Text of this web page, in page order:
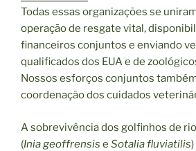
Todas essas organizações se
operação de resgate vital,
financeiros conjuntos e enviando
qualificados dos EUA e de
Nossos esforços conjuntos
coordenação dos cuidados
A sobrevivência dos golfinhos de
(Inia geoffrensis e Sotalia fluviatilis